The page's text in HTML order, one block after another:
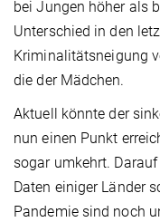
bei Jungen höher als
Unterschied in den
Kriminalitätsneigung
die der Mädchen.
Aktuell könnte der
nun einen Punkt
sogar umkehrt.
Daten einiger Länder
Pandemie sind noch